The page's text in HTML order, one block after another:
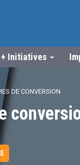
Initiatives
DE CONVERSION